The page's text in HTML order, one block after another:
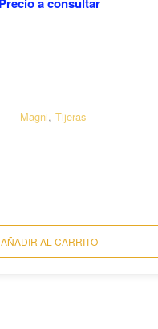
Magni, Tijeras
AÑADIR AL CARRITO